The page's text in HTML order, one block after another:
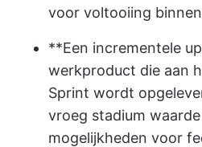
voor voltooiing
**Een incrementele
werkproduct die aan
Sprint wordt
vroeg stadium
mogelijkheden voor